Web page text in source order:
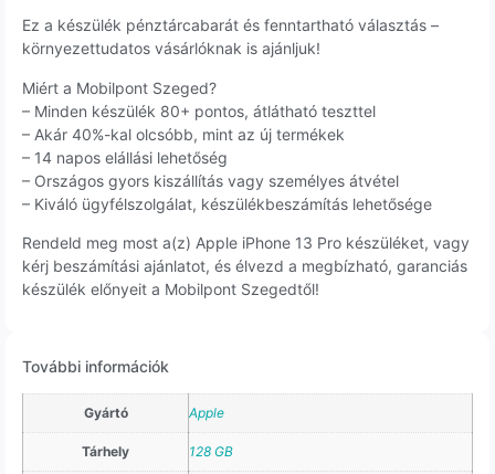
Ez a készülék pénztárcabarát és fenntartható választás –
környezettudatos vásárlóknak is ajánljuk!
Miért a Mobilpont Szeged?
– Minden készülék 80+ pontos, átlátható teszttel
– Akár 40%-kal olcsóbb, mint az új termékek
– 14 napos elállási lehetőség
– Országos gyors kiszállítás vagy személyes átvétel
– Kiváló ügyfélszolgálat, készülékbeszámítás lehetősége
Rendeld meg most a(z) Apple iPhone 13 Pro készüléket, vagy
kérj beszámítási ajánlatot, és élvezd a megbízható, garanciás
készülék előnyeit a Mobilpont Szegedtől!
További információk
Gyártó Apple
Tárhely 128 GB